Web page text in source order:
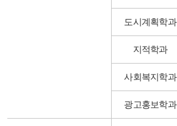
도시계획학과
지적학과
사회복지학과
광고홍보학과